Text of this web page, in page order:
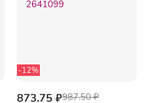
-12%
873.75 ₽987.50 ₽